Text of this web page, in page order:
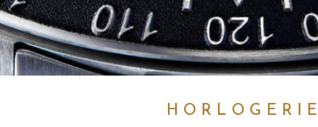
HORLOGERIE